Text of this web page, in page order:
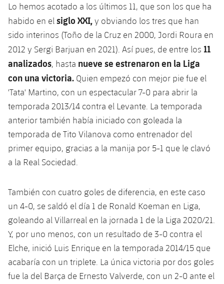
Clasificaciones
Resultados
Clasificaciones
Plantilla
Agenda
Rugby
plusicon
más
Actualidad
Jugadores
Calendario
Resultados
Clasificaciones
Voleibol
plusicon
más
Noticias
Voleibol masculino
Voleibol femenino
Apúntate a las amateurs
plusicon
más
Apúntate a las amateurs
Carnet de las Secciones Amateurs
PLUSICON
MÁS
League of Legends
VALORANT Rising
eFootball
Lo hemos acotado a los últimos 11, que son los que ha
habido en el siglo XXI, y obviando los tres que han
sido interinos (Toño de la Cruz en 2000, Jordi Roura en
2012 y Sergi Barjuan en 2021). Así pues, de entre los 11
analizados, hasta nueve se estrenaron en la Liga
con una victoria. Quien empezó con mejor pie fue el
'Tata' Martino, con un espectacular 7-0 para abrir la
temporada 2013/14 contra el Levante. La temporada
anterior también había iniciado con goleada la
temporada de Tito Vilanova como entrenador del
primer equipo, gracias a la manija por 5-1 que le clavó
a la Real Sociedad.
También con cuatro goles de diferencia, en este caso
un 4-0, se saldó el día 1 de Ronald Koeman en Liga,
goleando al Villarreal en la jornada 1 de la Liga 2020/21.
Y, por uno menos, con un resultado de 3-0 contra el
Elche, inició Luis Enrique en la temporada 2014/15 que
acabaría con un triplete. La única victoria por dos goles
fue la del Barça de Ernesto Valverde, con un 2-0 ante el